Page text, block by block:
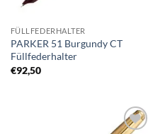
FÜLLFEDERHALTER
PARKER 51 Burgundy CT
Füllfederhalter
€92,50